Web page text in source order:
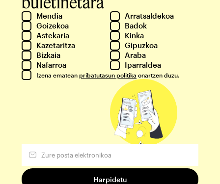
Mendia
Arratsaldekoa
Goizekoa
Badok
Astekaria
Kinka
Kazetaritza
Gipuzkoa
Bizkaia
Araba
Nafarroa
Iparraldea
Izena ematean pribatutasun politika onartzen duzu.